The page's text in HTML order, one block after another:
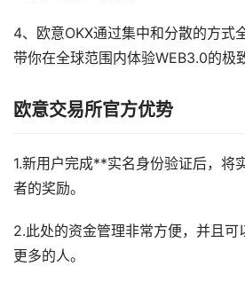
4、欧意OKX通过集中和分散的方式
带你在全球范围内体验WEB3.0的极
欧意交易所官方优势
1.新用户完成**实名身份验证后，将
者的奖励。
2.此处的资金管理非常方便，并且可
更多的人。